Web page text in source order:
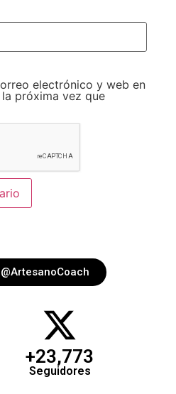
electrónico y web en
próxima vez que
+23,773
Seguidores